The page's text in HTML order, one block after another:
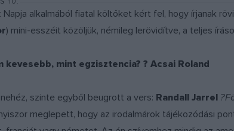
alkalmából fiatal költőket kért fel, hogy írjanak
) mini-esszéit közöljük, némileg lerövidítve, a teljes
kevesebb, mint egzisztencia? ? Acsai Roland
szinte egyből beugrott a vers: Randall Jarrel
meglepett, hogy az irodalmárok tájékozódási